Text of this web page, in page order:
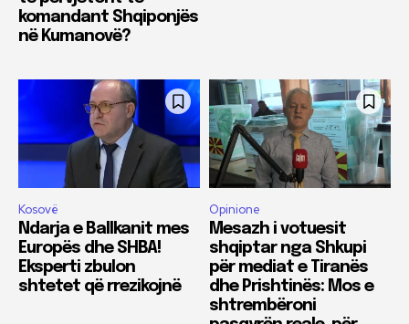
komandant Shqiponjës
në Kumanovë?
Kosovë
Ndarja e Ballkanit mes
Europës dhe SHBA!
Eksperti zbulon
shtetet që rrezikojnë
Opinione
Mesazh i votuesit
shqiptar nga Shkupi
për mediat e Tiranës
dhe Prishtinës: Mos e
shtrembëroni